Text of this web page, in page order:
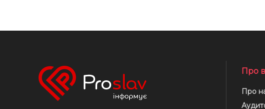
Про
Про